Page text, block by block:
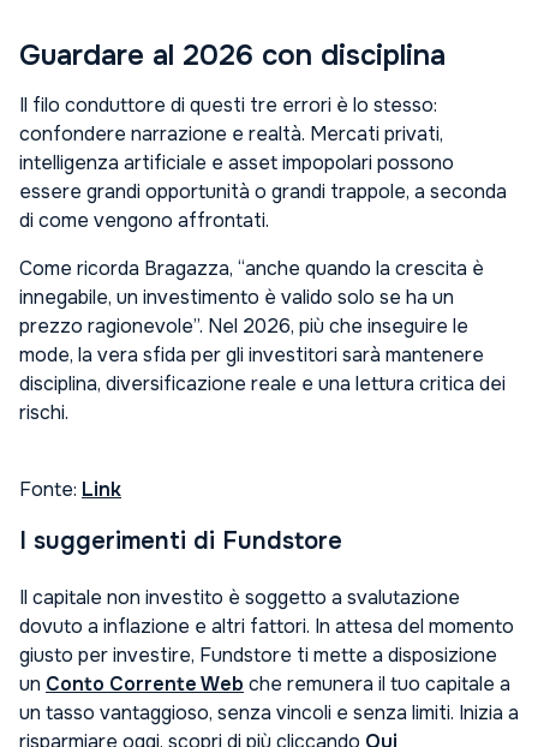
Guardare al 2026 con disciplina
Il filo conduttore di questi tre errori è lo stesso:
confondere narrazione e realtà. Mercati privati,
intelligenza artificiale e asset impopolari possono
essere grandi opportunità o grandi trappole, a seconda
di come vengono affrontati.
Come ricorda Bragazza, “anche quando la crescita è
innegabile, un investimento è valido solo se ha un
prezzo ragionevole”. Nel 2026, più che inseguire le
mode, la vera sfida per gli investitori sarà mantenere
disciplina, diversificazione reale e una lettura critica dei
rischi.
Fonte: Link
I suggerimenti di Fundstore
Il capitale non investito è soggetto a svalutazione
dovuto a inflazione e altri fattori. In attesa del momento
giusto per investire, Fundstore ti mette a disposizione
un Conto Corrente Web che remunera il tuo capitale a
un tasso vantaggioso, senza vincoli e senza limiti. Inizia a
risparmiare oggi, scopri di più cliccando Qui